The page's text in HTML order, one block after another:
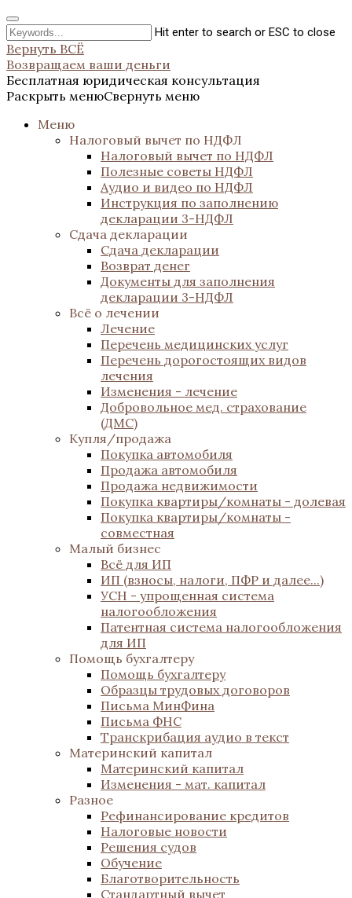
Hit enter to search or ESC to close
Вернуть ВСЁ
Возвращаем ваши деньги
Бесплатная юридическая консультация
Раскрыть менюСвернуть меню
Меню
Налоговый вычет по НДФЛ
Налоговый вычет по НДФЛ
Полезные советы НДФЛ
Аудио и видео по НДФЛ
Инструкция по заполнению
декларации 3-НДФЛ
Сдача декларации
Сдача декларации
Возврат денег
Документы для заполнения
декларации 3-НДФЛ
Всё о лечении
Лечение
Перечень медицинских услуг
Перечень дорогостоящих видов
лечения
Изменения - лечение
Добровольное мед. страхование
(ДМС)
Купля/продажа
Покупка автомобиля
Продажа автомобиля
Продажа недвижимости
Покупка квартиры/комнаты - долевая
Покупка квартиры/комнаты -
совместная
Малый бизнес
Всё для ИП
ИП (взносы, налоги, ПФР и далее...)
УСН - упрощенная система
налогообложения
Патентная система налогообложения
для ИП
Помощь бухгалтеру
Помощь бухгалтеру
Образцы трудовых договоров
Письма МинФина
Письма ФНС
Транскрибация аудио в текст
Материнский капитал
Материнский капитал
Изменения - мат. капитал
Разное
Рефинансирование кредитов
Налоговые новости
Решения судов
Обучение
Благотворительность
Стандартный вычет